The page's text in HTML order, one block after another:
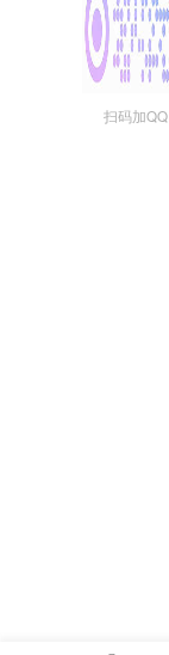
扫码加QQ